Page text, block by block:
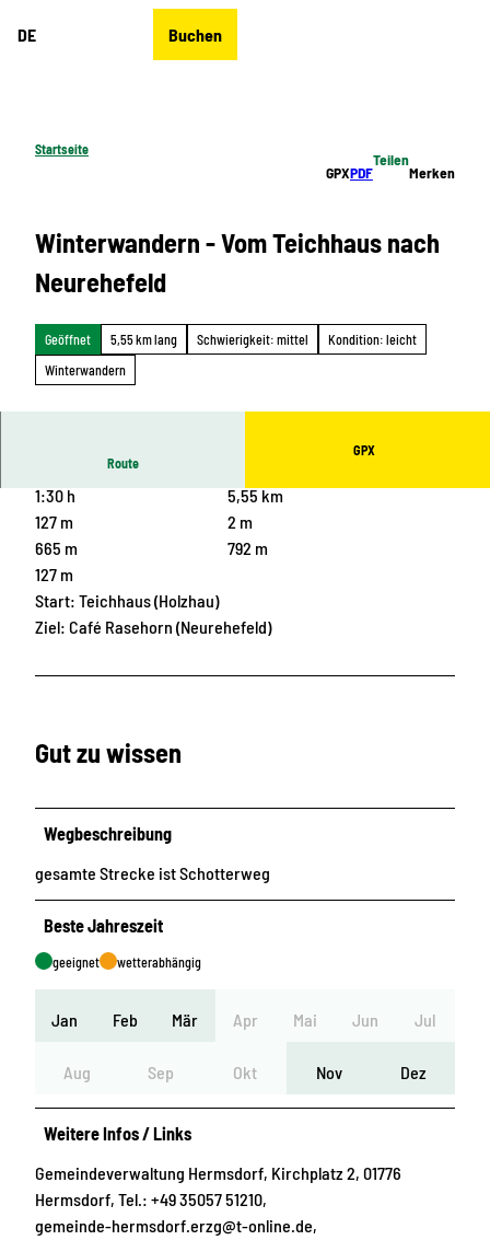
DE Buchen
Startseite
GPXPDF
Teilen
Merken
Winterwandern - Vom Teichhaus nach
Neurehefeld
Geöffnet 5,55 km lang Schwierigkeit: mittel
Kondition: leicht
Winterwandern
Route
GPX
1:30 h
5,55 km
127 m
2 m
665 m
792 m
127 m
Start: Teichhaus (Holzhau)
Ziel: Café Rasehorn (Neurehefeld)
Gut zu wissen
Wegbeschreibung
gesamte Strecke ist Schotterweg
Beste Jahreszeit
geeignet wetterabhängig
Jan Feb Mär Apr Mai Jun Jul
Aug Sep Okt Nov Dez
Weitere Infos / Links
Gemeindeverwaltung Hermsdorf, Kirchplatz 2, 01776
Hermsdorf, Tel.: +49 35057 51210,
gemeinde-hermsdorf.erzg@t-online.de,